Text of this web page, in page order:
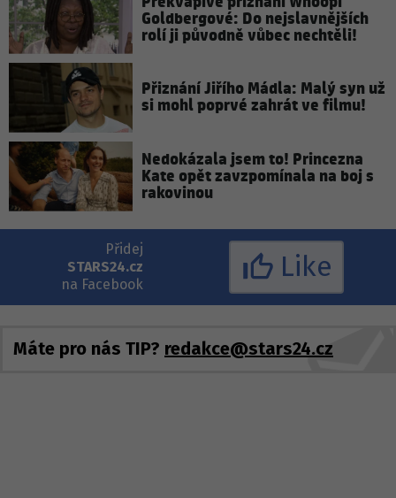
Goldbergové: Do nejslavnějších
rolí ji původně vůbec nechtěli!
Přiznání Jiřího Mádla: Malý syn už
si mohl poprvé zahrát ve filmu!
Nedokázala jsem to! Princezna
Kate opět zavzpomínala na boj s
rakovinou
Přidej
STARS24.cz
na Facebook
Like
Máte pro nás TIP? redakce@stars24.cz